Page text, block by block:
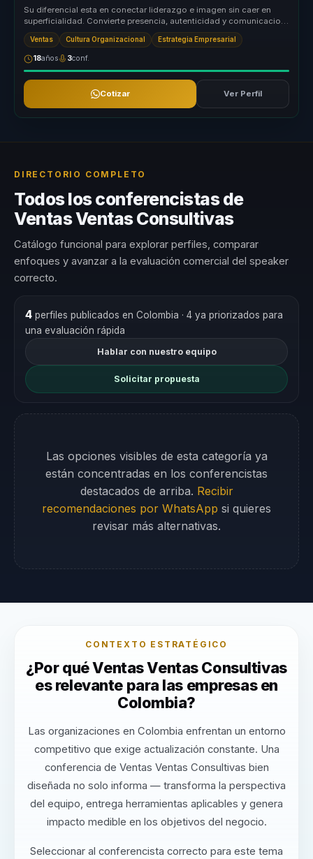
Su diferencial esta en conectar liderazgo e imagen sin caer en
superficialidad. Convierte presencia, autenticidad y comunicacion
no verba...
Ventas Cultura Organizacional Estrategia Empresarial
18años 3conf.
Cotizar Ver Perfil
DIRECTORIO COMPLETO
Todos los conferencistas de
Ventas Ventas Consultivas
Catálogo funcional para explorar perfiles, comparar
enfoques y avanzar a la evaluación comercial del speaker
correcto.
4perfiles publicados en Colombia · 4 ya priorizados para
una evaluación rápida
Hablar con nuestro equipo
Solicitar propuesta
Las opciones visibles de esta categoría ya
están concentradas en los conferencistas
destacados de arriba. Recibir
recomendaciones por WhatsApp si quieres
revisar más alternativas.
CONTEXTO ESTRATÉGICO
¿Por qué Ventas Ventas Consultivas
es relevante para las empresas en
Colombia?
Las organizaciones en Colombia enfrentan un entorno
competitivo que exige actualización constante. Una
conferencia de Ventas Ventas Consultivas bien
diseñada no solo informa — transforma la perspectiva
del equipo, entrega herramientas aplicables y genera
impacto medible en los objetivos del negocio.
Seleccionar al conferencista correcto para este tema